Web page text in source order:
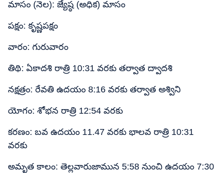
మాసం (నెల): జ్యేష్ఠ (అధిక) మాసం
పక్షం: కృష్ణపక్షం
వారం: గురువారం
తిథి: ఏకాదశి రాత్రి 10:31 వరకు తర్వాత ద్వాదశి
నక్షత్రం: రేవతి ఉదయం 8:16 వరకు తర్వాత అశ్విని
యోగం: శోభన రాత్రి 12:54 వరకు
కరణం: బవ ఉదయం 11.47 వరకు భాలవ రాత్రి 10:31
వరకు
అమృత కాలం: తెల్లవారుజామున 5:58 నుంచి ఉదయం 7:30